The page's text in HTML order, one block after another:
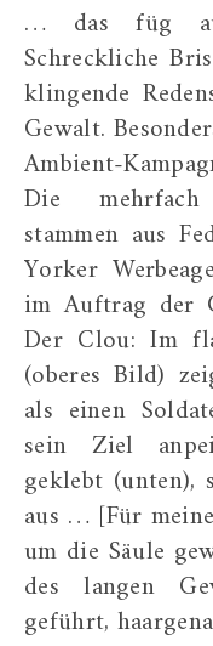
… das füg
Schreckliche
klingende
Gewalt.
Ambient-
Die
stammen aus
Yorker
im Auftrag der
Der Clou: Im
(oberes Bild)
als einen
sein Ziel
geklebt (unten),
aus … [Für
um die Säule
des langen
geführt,